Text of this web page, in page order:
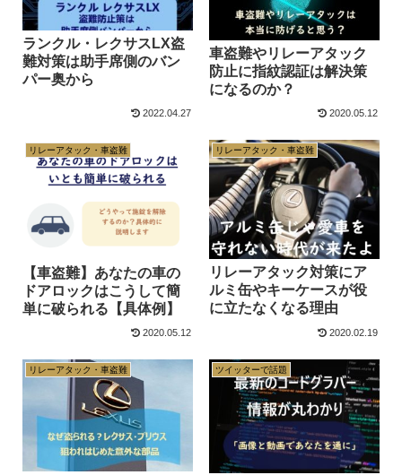
ランクル・レクサスLX盗
難対策は助手席側のバン
パー奥から
2022.04.27
車盗難やリレーアタック
防止に指紋認証は解決策
になるのか？
2020.05.12
リレーアタック・車盗難
【車盗難】あなたの車の
ドアロックはこうして簡
単に破られる【具体例】
2020.05.12
リレーアタック・車盗難
リレーアタック対策にア
ルミ缶やキーケースが役
に立たなくなる理由
2020.02.19
リレーアタック・車盗難 ツイッターで話題